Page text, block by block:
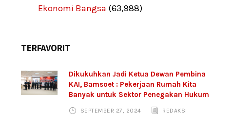
Ekonomi Bangsa (63,988)
TERFAVORIT
Dikukuhkan Jadi Ketua Dewan Pembina
KAI, Bamsoet : Pekerjaan Rumah Kita
Banyak untuk Sektor Penegakan Hukum
SEPTEMBER 27, 2024 REDAKSI